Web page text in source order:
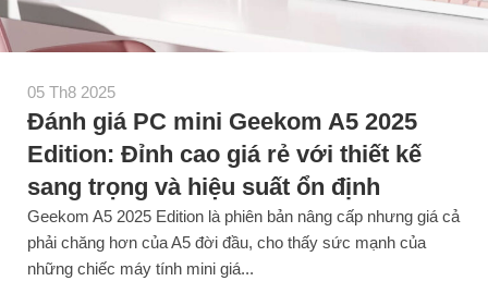
05 Th8 2025
Đánh giá PC mini Geekom A5 2025
Edition: Đỉnh cao giá rẻ với thiết kế
sang trọng và hiệu suất ổn định
Geekom A5 2025 Edition là phiên bản nâng cấp nhưng giá cả
phải chăng hơn của A5 đời đầu, cho thấy sức mạnh của
những chiếc máy tính mini giá...